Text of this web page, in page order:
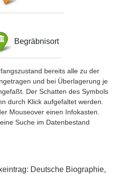
Begräbnisort
bereits alle zu der
und bei Überlagerung je
Der Schatten des Symbols
durch Klick aufgefaltet werden.
Mouseover einen Infokasten.
Suche im Datenbestand
Deutsche Biographie,